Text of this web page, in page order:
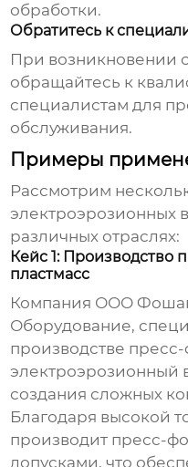
обработки.
Обратитесь к
При возникновении
обращайтесь к
специалистам для
обслуживания.
Примеры
Рассмотрим
электроэрозионных
различных отраслях:
Кейс 1: Производство
пластмасс
Компания ООО
Оборудование,
производстве
электроэрозионный
создания сложных
Благодаря высокой
производит пресс-
допусками, что